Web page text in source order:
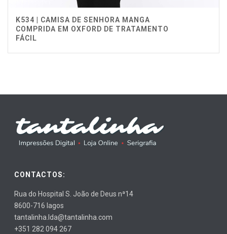
K534 | CAMISA DE SENHORA MANGA
COMPRIDA EM OXFORD DE TRATAMENTO
FÁCIL
CONTACTOS:
Rua do Hospital S. João de Deus nª14
8600-716 lagos
tantalinha.lda@tantalinha.com
+351 282 094 267